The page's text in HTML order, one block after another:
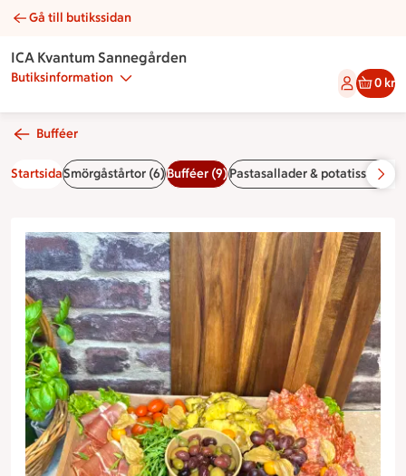
Italienskt fat | Catering ICA Kvantum Sannegården
Gå till butikssidan
ICA Kvantum Sannegården
Butiksinformation 0 kr
Bufféer
StartsidaSmörgåstårtor (6)Bufféer (9)Pastasallader &